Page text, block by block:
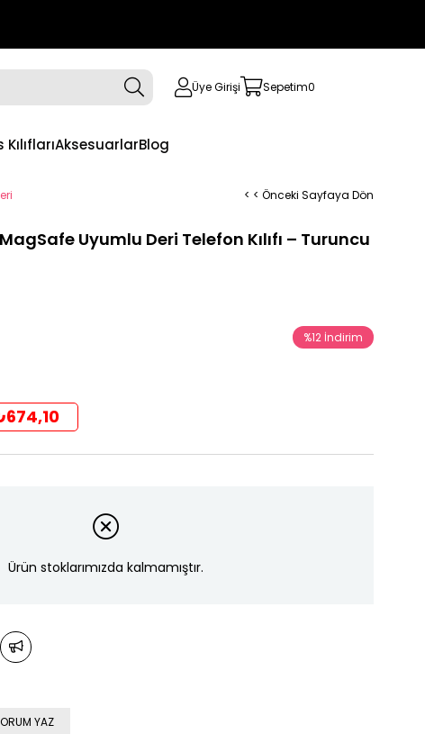
Üye Girişi Sepetim0
AksesuarlarBlog
< < Önceki Sayfaya Dön
Uyumlu Deri Telefon Kılıfı – Turuncu
%12 İndirim
Ürün stoklarımızda kalmamıştır.
YAZ